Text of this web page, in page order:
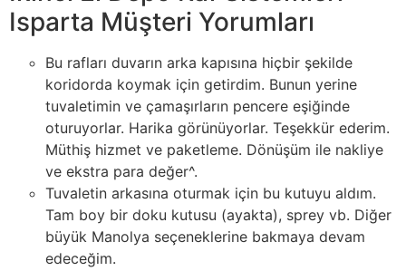
Isparta Müşteri Yorumları
Bu rafları duvarın arka kapısına hiçbir şekilde
koridorda koymak için getirdim. Bunun yerine
tuvaletimin ve çamaşırların pencere eşiğinde
oturuyorlar. Harika görünüyorlar. Teşekkür ederim.
Müthiş hizmet ve paketleme. Dönüşüm ile nakliye
ve ekstra para değer^.
Tuvaletin arkasına oturmak için bu kutuyu aldım.
Tam boy bir doku kutusu (ayakta), sprey vb. Diğer
büyük Manolya seçeneklerine bakmaya devam
edeceğim.